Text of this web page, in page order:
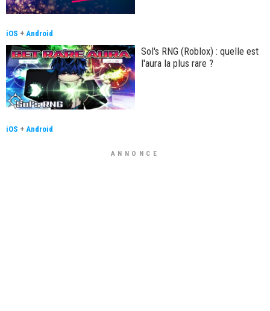
iOS + Android
Sol's RNG (Roblox) : quelle est
l'aura la plus rare ?
iOS + Android
ANNONCE